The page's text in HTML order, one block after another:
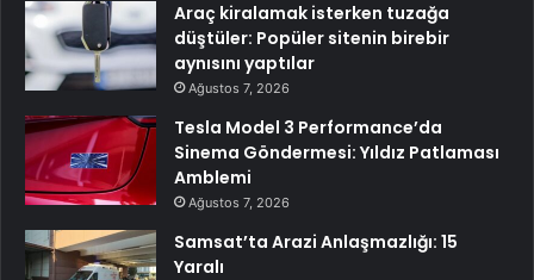
Araç kiralamak isterken tuzağa
düştüler: Popüler sitenin birebir
aynısını yaptılar
Ağustos 7, 2026
Tesla Model 3 Performance’da
Sinema Göndermesi: Yıldız Patlaması
Amblemi
Ağustos 7, 2026
Samsat’ta Arazi Anlaşmazlığı: 15
Yaralı